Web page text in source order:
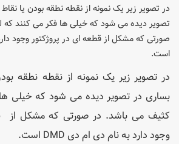
در تصویر زیر یک نمونه از نقطه نطقه بودن یا
تصویر دیده می شود که خیلی ها فکر می کنند که
است.
در تصویر زیر یک نمونه از نقطه نطقه
بساری در تصویر دیده می شود که خیلی
کثیف می باشد. در صورتی که مشکل از
وجود دارد به نام دی ام دی DMD است.